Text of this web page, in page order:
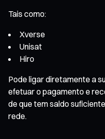
Tais como:
Xverse
Unisat
Hiro
Pode ligar diretamente a
efetuar o pagamento e
de que tem saldo
rede.